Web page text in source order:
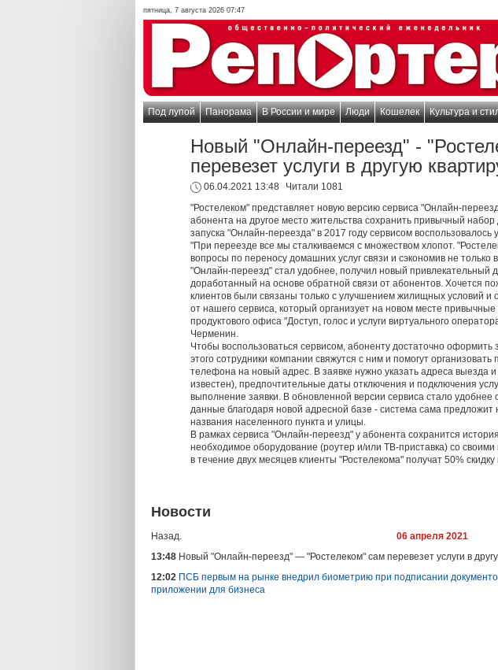
пятница, 7 августа 2026 07:47
Под лупой Панорама В России и мире Люди Кошелек Культура и
Новый "Онлайн-переезд" -
перевезет услуги в другую
06.04.2021 13:48
Читали 1081
"Ростелеком" представляет новую версию сервиса "Онлайн-
абонента на другое место жительства сохранить привычный
запуска "Онлайн-переезда" в 2017 году сервисом
"При переезде все мы сталкиваемся с множеством хлопот.
вопросы по переносу домашних услуг связи и сэкономив не
"Онлайн-переезд" стал удобнее, получил новый
доработанный на основе обратной связи от абонентов. Хочется
клиентов были связаны только с улучшением жилищных условий и
от нашего сервиса, который организует на новом месте привычные
продуктового офиса "Доступ, голос и услуги виртуального
Черменин.
Чтобы воспользоваться сервисом, абоненту достаточно оформить
этого сотрудники компании свяжутся с ним и помогут
телефона на новый адрес. В заявке нужно указать адреса выезда
известен), предпочтительные даты отключения и подключения
выполнение заявки. В обновленной версии сервиса стало удобнее
данные благодаря новой адресной базе - система сама
названия населенного пункта и улицы.
В рамках сервиса "Онлайн-переезд" у абонента сохранится
необходимое оборудование (роутер и/или ТВ-приставка) со
в течение двух месяцев клиенты "Ростелекома" получат 50%
Новости
Назад. 06 апреля 2021
13:48 Новый "Онлайн-переезд" — "Ростелеком" сам перевезет услуги в
12:02 ПСБ первым на рынке внедрил биометрию при подписании
приложении для бизнеса